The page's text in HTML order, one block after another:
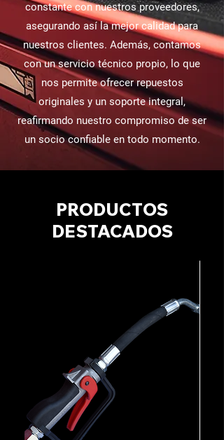
constante con nuestros proveedores,
asegurando así la mejor calidad para
nuestros clientes. Además, contamos
con un servicio técnico propio, lo que
nos permite ofrecer repuestos
originales y un soporte integral,
reafirmando nuestro compromiso de ser
un socio confiable en todo momento.
PRODUCTOS
DESTACADOS